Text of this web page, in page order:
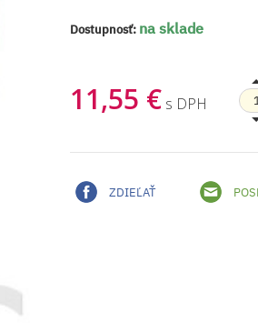
Dostupnosť: na sklade
11,55 € s DPH
ZDIEĽAŤ